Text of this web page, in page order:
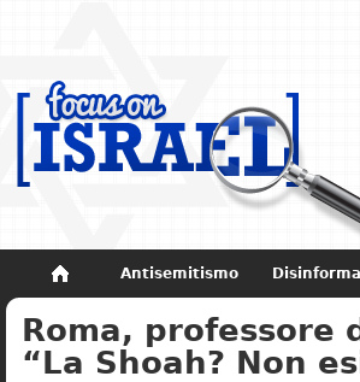
Antisemitismo
Non dimenticare Storia di Israele
Roma, professore
“La Shoah? Non